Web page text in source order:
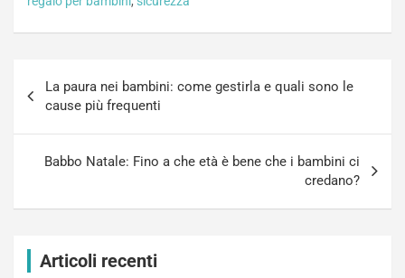
articoli
La paura nei bambini: come gestirla e quali sono le
cause più frequenti
Babbo Natale: Fino a che età è bene che i bambini ci
credano?
Articoli recenti